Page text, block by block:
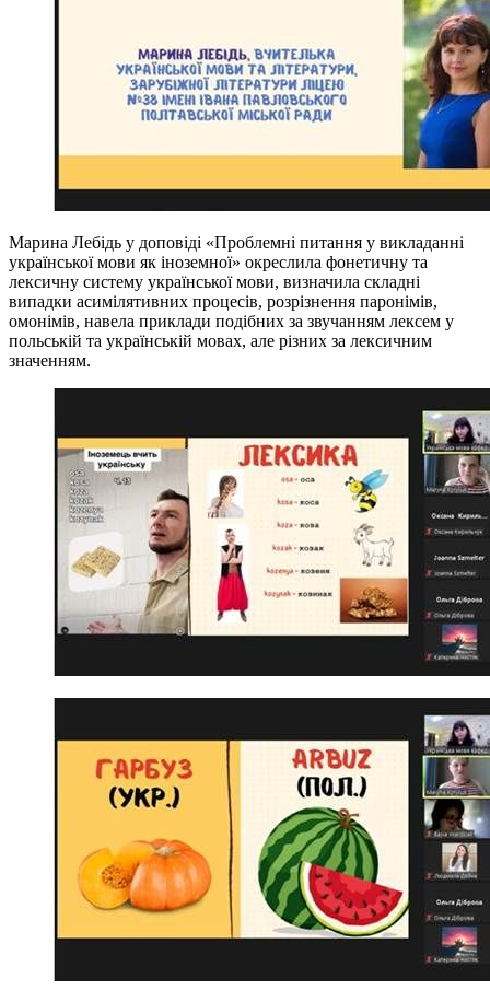
Марина Лебідь у доповіді «Проблемні питання у викладанні
української мови як іноземної» окреслила фонетичну та
лексичну систему української мови, визначила складні
випадки асимілятивних процесів, розрізнення паронімів,
омонімів, навела приклади подібних за звучанням лексем у
польській та українській мовах, але різних за лексичним
значенням.